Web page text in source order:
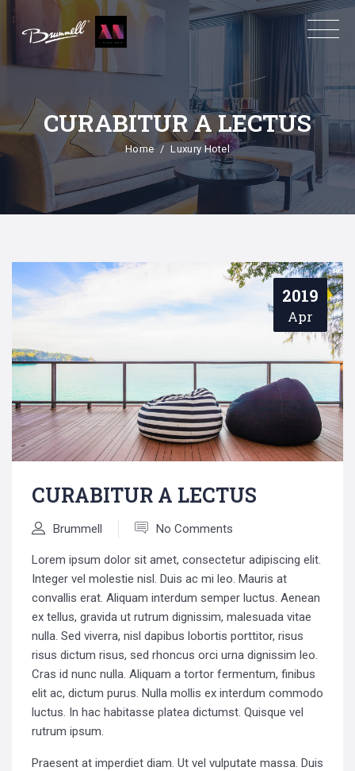
CURABITUR A LECTUS
Home Luxury Hotel
2019
Apr
CURABITUR A LECTUS
Brummell No Comments
Lorem ipsum dolor sit amet, consectetur adipiscing elit.
Integer vel molestie nisl. Duis ac mi leo. Mauris at
convallis erat. Aliquam interdum semper luctus. Aenean
ex tellus, gravida ut rutrum dignissim, malesuada vitae
nulla. Sed viverra, nisl dapibus lobortis porttitor, risus
risus dictum risus, sed rhoncus orci urna dignissim leo.
Cras id nunc nulla. Aliquam a tortor fermentum, finibus
elit ac, dictum purus. Nulla mollis ex interdum commodo
luctus. In hac habitasse platea dictumst. Quisque vel
rutrum ipsum.
Praesent at imperdiet diam. Ut vel vulputate massa. Duis